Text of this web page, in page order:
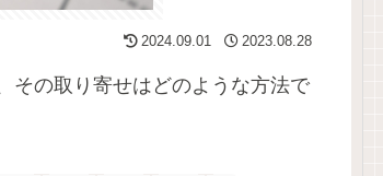
2024.09.01 2023.08.28
その取り寄せはどのような方法で